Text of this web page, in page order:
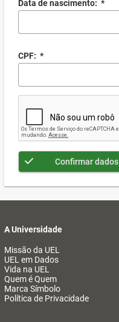
Data de nascimento: *
CPF: *
Confirmar dados
A Universidade
Missão da UEL
UEL em Dados
Vida na UEL
Quem é Quem
Marca Símbolo
Política de Privacidade